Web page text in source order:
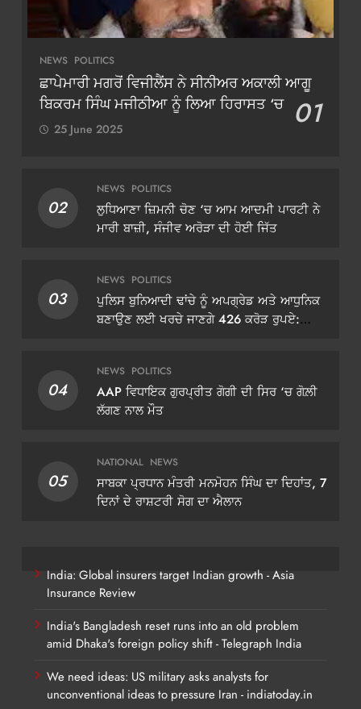
NEWS POLITICS
ਛਾਪੇਮਾਰੀ ਮਗਰੋਂ ਵਿਜੀਲੈਂਸ ਨੇ ਸੀਨੀਅਰ ਅਕਾਲੀ ਆਗੂ
ਬਿਕਰਮ ਸਿੰਘ ਮਜੀਠੀਆ ਨੂੰ ਲਿਆ ਹਿਰਾਸਤ ‘ਚ 01
25 June 2025
02
NEWS POLITICS
ਲੁਧਿਆਣਾ ਜ਼ਿਮਨੀ ਚੋਣ ‘ਚ ਆਮ ਆਦਮੀ ਪਾਰਟੀ ਨੇ
ਮਾਰੀ ਬਾਜ਼ੀ, ਸੰਜੀਵ ਅਰੋੜਾ ਦੀ ਹੋਈ ਜਿੱਤ
03
NEWS POLITICS
ਪੁਲਿਸ ਬੁਨਿਆਦੀ ਢਾਂਚੇ ਨੂੰ ਅਪਗ੍ਰੇਡ ਅਤੇ ਆਧੁਨਿਕ
ਬਣਾਉਣ ਲਈ ਖਰਚੇ ਜਾਣਗੇ 426 ਕਰੋੜ ਰੁਪਏ:
04
NEWS POLITICS
AAP ਵਿਧਾਇਕ ਗੁਰਪ੍ਰੀਤ ਗੋਗੀ ਦੀ ਸਿਰ ‘ਚ ਗੋਲ਼ੀ
ਲੱਗਣ ਨਾਲ ਮੌਤ
05
NATIONAL NEWS
ਸਾਬਕਾ ਪ੍ਰਧਾਨ ਮੰਤਰੀ ਮਨਮੋਹਨ ਸਿੰਘ ਦਾ ਦਿਹਾਂਤ, 7
ਦਿਨਾਂ ਦੇ ਰਾਸ਼ਟਰੀ ਸੋਗ ਦਾ ਐਲਾਨ
India: Global insurers target Indian growth - Asia
Insurance Review
India's Bangladesh reset runs into an old problem
amid Dhaka's foreign policy shift - Telegraph India
We need ideas: US military asks analysts for
unconventional ideas to pressure Iran - indiatoday.in